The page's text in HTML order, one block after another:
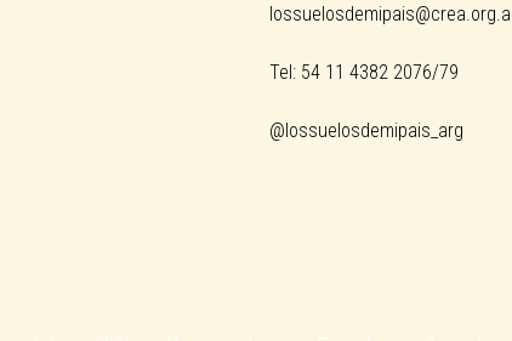
Tel: 54 11 4382 2076/79
@lossuelosdemipais_arg